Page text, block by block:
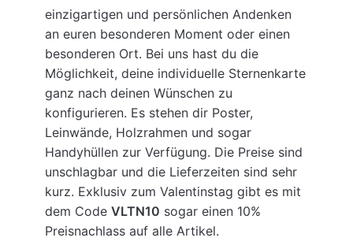
einzigartigen und persönlichen Andenken
an euren besonderen Moment oder einen
besonderen Ort. Bei uns hast du die
Möglichkeit, deine individuelle Sternenkarte
ganz nach deinen Wünschen zu
konfigurieren. Es stehen dir Poster,
Leinwände, Holzrahmen und sogar
Handyhüllen zur Verfügung. Die Preise sind
unschlagbar und die Lieferzeiten sind sehr
kurz. Exklusiv zum Valentinstag gibt es mit
dem Code VLTN10 sogar einen 10%
Preisnachlass auf alle Artikel.